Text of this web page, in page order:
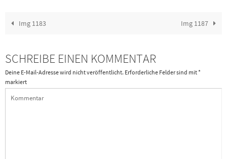
Img 1183 Img 1187
SCHREIBE EINEN KOMMENTAR
Deine E-Mail-Adresse wird nicht veröffentlicht. Erforderliche Felder sind mit*
markiert